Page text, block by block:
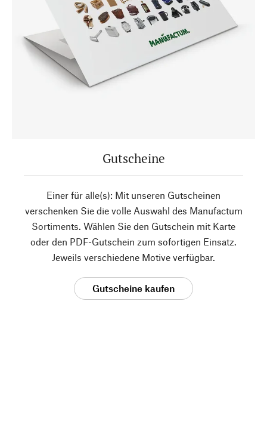
Gutscheine
Einer für alle(s): Mit unseren Gutscheinen
verschenken Sie die volle Auswahl des Manufactum
Sortiments. Wählen Sie den Gutschein mit Karte
oder den PDF-Gutschein zum sofortigen Einsatz.
Jeweils verschiedene Motive verfügbar.
Gutscheine kaufen